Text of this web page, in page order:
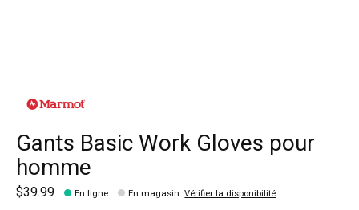
Gants Basic Work Gloves pour
homme
$39.99 En ligne En magasin:Vérifier la disponibilité